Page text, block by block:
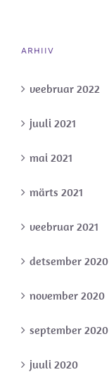
ARHIIV
veebruar 2022
juuli 2021
mai 2021
märts 2021
veebruar 2021
detsember 2020
november 2020
september 2020
juuli 2020